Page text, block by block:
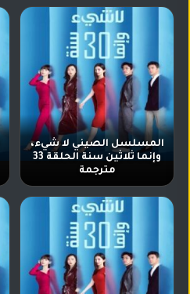
المسلسل الصيني لا شيء،
وإنما ثلاثين سنة الحلقة 33
مترجمة